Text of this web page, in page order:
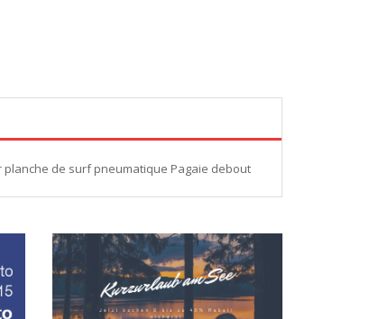
de surf pneumatique Pagaie debout